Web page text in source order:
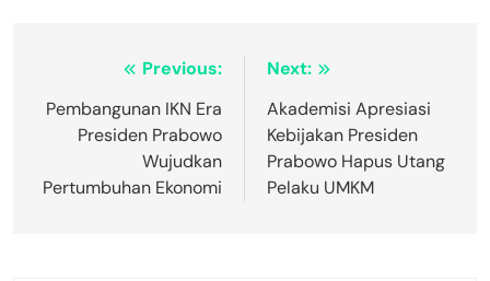
navigation
Previous:
Pembangunan IKN Era
Presiden Prabowo
Wujudkan
Pertumbuhan Ekonomi
Next:
Akademisi Apresiasi
Kebijakan Presiden
Prabowo Hapus Utang
Pelaku UMKM